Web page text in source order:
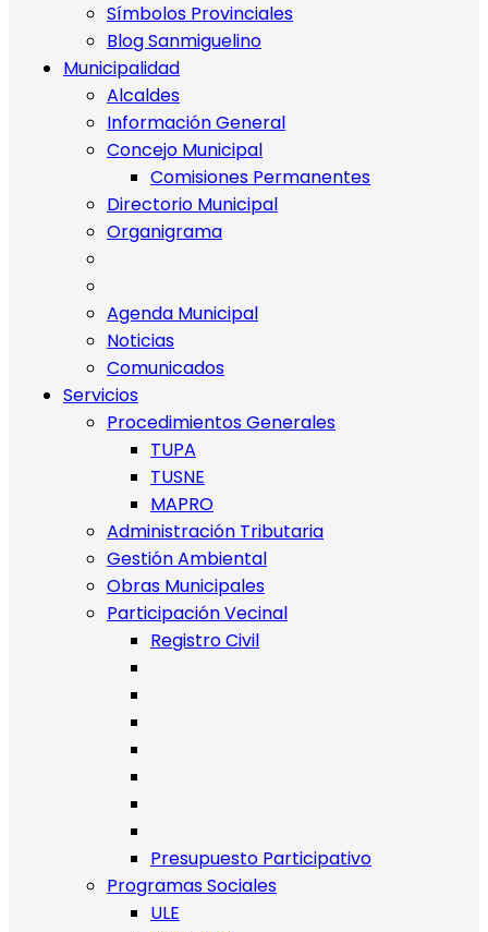
Símbolos Provinciales
Blog Sanmiguelino
Municipalidad
Alcaldes
Información General
Concejo Municipal
Comisiones Permanentes
Directorio Municipal
Organigrama
Agenda Municipal
Noticias
Comunicados
Servicios
Procedimientos Generales
TUPA
TUSNE
MAPRO
Administración Tributaria
Gestión Ambiental
Obras Municipales
Participación Vecinal
Registro Civil
Presupuesto Participativo
Programas Sociales
ULE